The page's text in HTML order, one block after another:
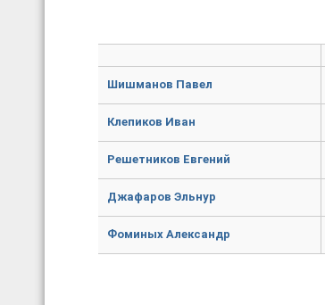
Шишманов Павел
Клепиков Иван
Решетников Евгений
Джафаров Эльнур
Фоминых Александр